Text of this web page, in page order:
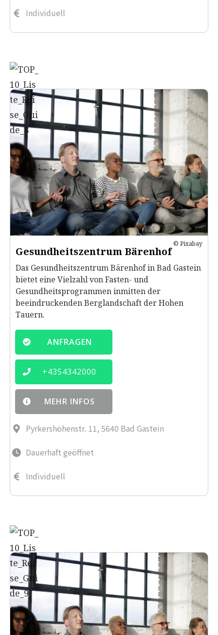
Individuell
© Pixabay
Gesundheitszentrum Bärenhof
Das Gesundheitszentrum Bärenhof in Bad Gastein
bietet eine Vielzahl von Fasten- und
Gesundheitsprogrammen inmitten der
beeindruckenden Berglandschaft der Hohen
Tauern.
ANFRAGEN
+4354342000
MEHR INFOS
Pyrkershöhenstr. 11, 5640 Bad Gastein
Dauerhaft geöffnet
Individuell